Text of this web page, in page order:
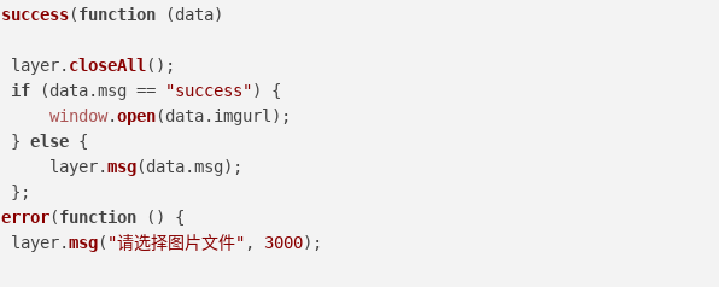
success(function (data)
                layer.
closeAll ();
if (data.msg == "success") {
window.open(data. imgurl );
                }
else {
                    layer.
msg(data.msg);
                };
error(function ( ) {
                layer.
msg( "请选择图片文件" , 3000);